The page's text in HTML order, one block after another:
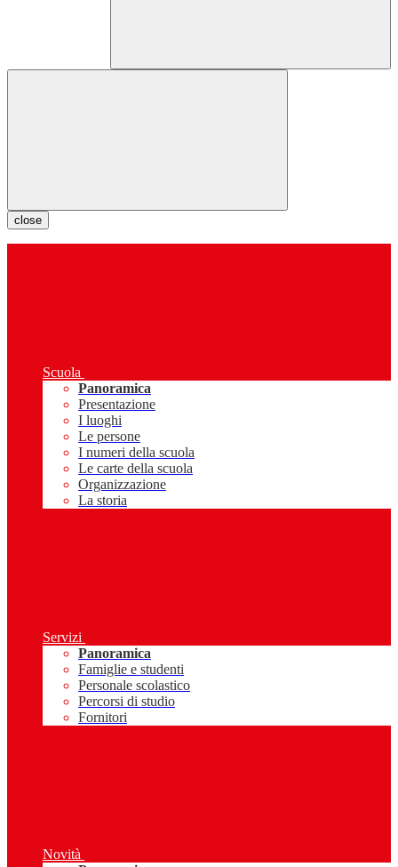
close
Scuola
Panoramica
Presentazione
I luoghi
Le persone
I numeri della scuola
Le carte della scuola
Organizzazione
La storia
Servizi
Panoramica
Famiglie e studenti
Personale scolastico
Percorsi di studio
Fornitori
Novità